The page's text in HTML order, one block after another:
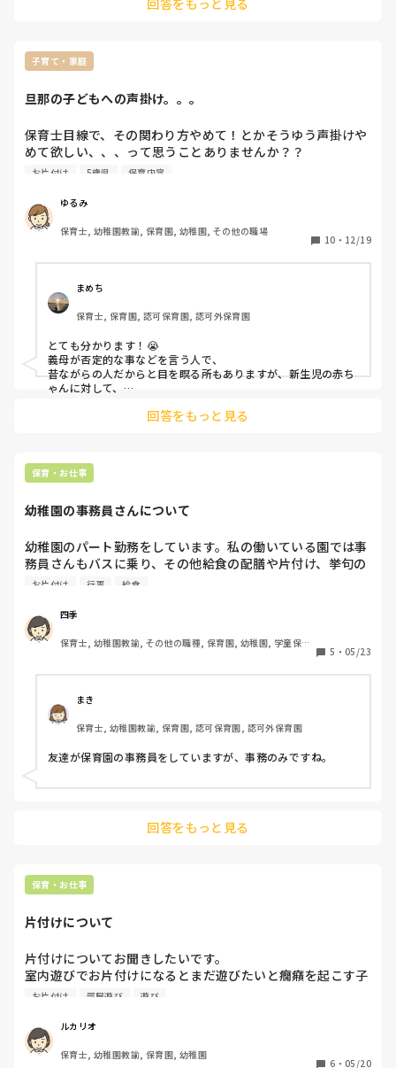
それぞれできることは違うので、机上といってもお絵かきの子
ゲーム遊びでは、“帽子被せゲーム”や“椅子取りゲーム”をして
いることが多かったです！
子育て・家庭
旦那の子どもへの声掛け。。。
保育士目線で、その関わり方やめて！とかそうゆう声掛けや
めて欲しい、、、って思うことありませんか？？
黙ってますか？どうしてますか？
旦那に対してなんですが、、、
5歳のやんちゃな息子に対し、マイナス発言？否定的な言葉
が多く出たりします(；´Д｀)
例
片付けないとテレビ見せないよ
→一緒に片付けよう
→競争しよう
みたいな、言い回し方ってあると思います。
保育士としては色々な言い方浮かぶけど、一般職の人からし
伝えましたがイライラされました。
お片付け 5歳児 保育内容
ゆるみ
保育士, 幼稚園教諭, 保育園, 幼稚園, その他の職場
10 ・ 12/19
まめち
保育士, 保育園, 認可保育園, 認可外保育園
とても分かります！😭
義母が否定的な事などを言う人で、
昔ながらの人だからと目を瞑る所もありますが、新生児の赤ち
ゃんに対して、
私はハッキリと否定的な言葉などは
私は保育士として、母親として
子供に対して、命令や否定的な言葉はかけないから、あなたが
るので、
一般の人からすると、
何故、否定的な言葉をかけたらダメなのか、微妙なニュアンス
は子供には分からないだろう、など、
分からないのであれば、私の声掛けを
よく聞いて、聞いていても分からないなら質問して！と言って
います。
子供がどう思うか、どうゆう行動が多くなるか、なども具体的
声掛けの事だけでなく、食育についてなども
否定的な言葉をかけると、こういう事があったんだよね。など
例え話や体験談を
保育士が言っているのだから、とあくまでもプロとして認めて
有難いことに賛同してくれています🥺
回答をもっと見る
保育・お仕事
幼稚園の事務員さんについて
幼稚園のパート勤務をしています。私の働いている園では事
務員さんもバスに乗り、その他給食の配膳や片付け、挙句の
果てに製作の手伝いなどをしてくれます。行事にも参加して
ですが今年度でその方は辞めると言っていて、理由を聞いて
みると普通の事務がやりたいとの事でした。しばらく休職し
ていて最近復帰されたのですが、もう保育士も同然みたいな
仕事ぶりでなんか思っていたのと違うと仰っていました。皆
さんの事務員さんはどんな動きをしていますか？同級生でも
保育士の仕事には復帰したくないけど事務だったらやりたい
という人がいたので質問してみました。
お片付け 行事 給食
四季
保育士, 幼稚園教諭, その他の職種, 保育園, 幼稚園, 学童保育,
5 ・ 05/23
まき
保育士, 幼稚園教諭, 保育園, 認可保育園, 認可外保育園
友達が保育園の事務員をしていますが、事務のみですね。
回答をもっと見る
保育・お仕事
片付けについて
片付けについてお聞きしたいです。
室内遊びでお片付けになるとまだ遊びたいと癇癪を起こす子
がいます。
事前にもう少しでお片付けをすることを伝えるようにして、
少し良くなりましたが、なにか良い方法ありますか？
お片付け 部屋遊び 遊び
ルカリオ
保育士, 幼稚園教諭, 保育園, 幼稚園
6 ・ 05/20